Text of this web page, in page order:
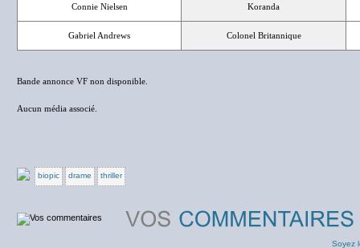
Connie Nielsen Koranda
Gabriel Andrews Colonel Britannique
Bande annonce VF non disponible.
Aucun média associé.
biopic drame thriller
Soyez